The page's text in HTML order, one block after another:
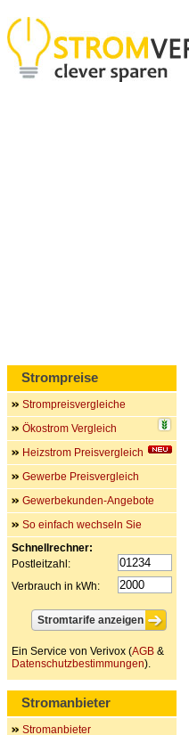
Strompreise
Strompreisvergleiche
Ökostrom Vergleich
Heizstrom Preisvergleich
Gewerbe Preisvergleich
Gewerbekunden-Angebote
So einfach wechseln Sie
Schnellrechner:
Postleitzahl:
Verbrauch in kWh:
Ein Service von Verivox (AGB &
Datenschutzbestimmungen).
Stromanbieter
Stromanbieter